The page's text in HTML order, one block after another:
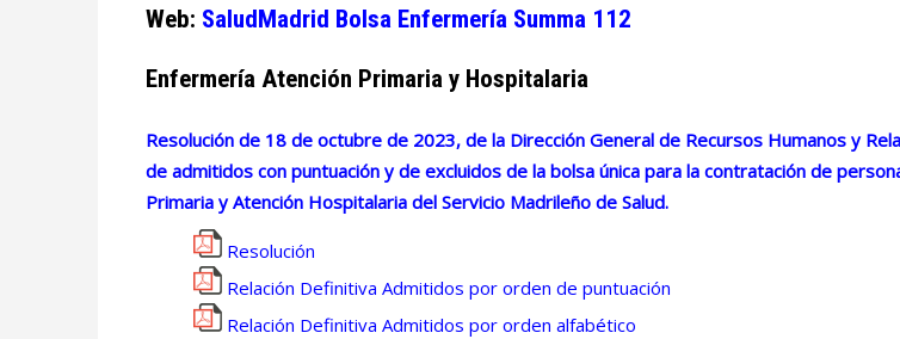
Web: SaludMadrid Bolsa Enfermería Summa 112
Enfermería Atención Primaria y Hospitalaria
Resolución de 18 de octubre de 2023, de la Dirección General de Recursos Humanos y
de admitidos con puntuación y de excluidos de la bolsa única para la contratación de
Primaria y Atención Hospitalaria del Servicio Madrileño de Salud.
Resolución
Relación Definitiva Admitidos por orden de puntuación
Relación Definitiva Admitidos por orden alfabético